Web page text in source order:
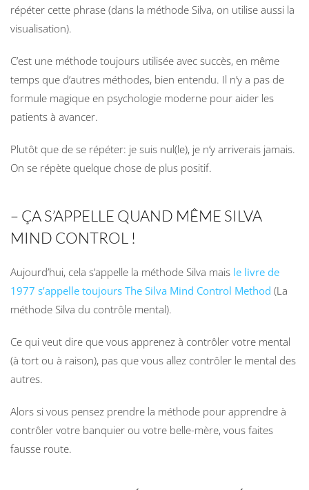
répéter cette phrase (dans la méthode Silva, on utilise aussi la
visualisation).
C’est une méthode toujours utilisée avec succès, en même
temps que d’autres méthodes, bien entendu. Il n’y a pas de
formule magique en psychologie moderne pour aider les
patients à avancer.
Plutôt que de se répéter: je suis nul(le), je n’y arriverais jamais.
On se répète quelque chose de plus positif.
– ÇA S’APPELLE QUAND MÊME SILVA
MIND CONTROL !
Aujourd’hui, cela s’appelle la méthode Silva mais le livre de
1977 s’appelle toujours The Silva Mind Control Method (La
méthode Silva du contrôle mental).
Ce qui veut dire que vous apprenez à contrôler votre mental
(à tort ou à raison), pas que vous allez contrôler le mental des
autres.
Alors si vous pensez prendre la méthode pour apprendre à
contrôler votre banquier ou votre belle-mère, vous faites
fausse route.